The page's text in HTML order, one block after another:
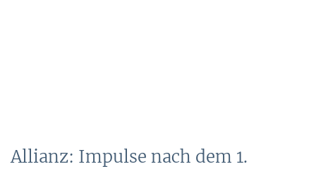
Allianz: Impulse nach dem 1.